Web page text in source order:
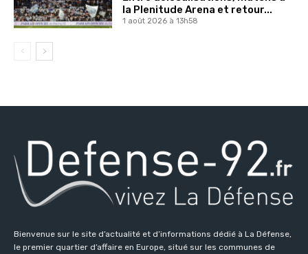
la Plenitude Arena et retour...
1 août 2026 à 13h58
Bienvenue sur le site d’actualité et d’informations dédié à La Défense,
le premier quartier d’affaire en Europe, situé sur les communes de